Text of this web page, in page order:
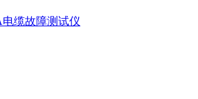
电缆故障测试仪